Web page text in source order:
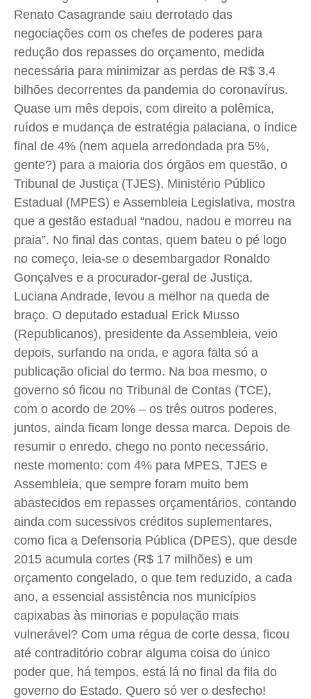
Quem Somos
Expediente
Termos de Uso
Privacidade
Quem Somos
Expediente
Termos de Uso
Privacidade
Quem Somos
Expediente
Termos de Uso
Privacidade
Quem Somos
Expediente
Termos de Uso
Privacidade
Renato Casagrande saiu derrotado das
negociações com os chefes de poderes para
redução dos repasses do orçamento, medida
necessária para minimizar as perdas de R$ 3,4
bilhões decorrentes da pandemia do coronavírus.
Quase um mês depois, com direito a polêmica,
ruídos e mudança de estratégia palaciana, o índice
final de 4% (nem aquela arredondada pra 5%,
gente?) para a maioria dos órgãos em questão, o
Tribunal de Justiça (TJES), Ministério Público
Estadual (MPES) e Assembleia Legislativa, mostra
que a gestão estadual “nadou, nadou e morreu na
praia”. No final das contas, quem bateu o pé logo
no começo, leia-se o desembargador Ronaldo
Gonçalves e a procurador-geral de Justiça,
Luciana Andrade, levou a melhor na queda de
braço. O deputado estadual Erick Musso
(Republicanos), presidente da Assembleia, veio
depois, surfando na onda, e agora falta só a
publicação oficial do termo. Na boa mesmo, o
governo só ficou no Tribunal de Contas (TCE),
com o acordo de 20% – os três outros poderes,
juntos, ainda ficam longe dessa marca. Depois de
resumir o enredo, chego no ponto necessário,
neste momento: com 4% para MPES, TJES e
Assembleia, que sempre foram muito bem
abastecidos em repasses orçamentários, contando
ainda com sucessivos créditos suplementares,
como fica a Defensoria Pública (DPES), que desde
2015 acumula cortes (R$ 17 milhões) e um
orçamento congelado, o que tem reduzido, a cada
ano, a essencial assistência nos municípios
capixabas às minorias e população mais
vulnerável? Com uma régua de corte dessa, ficou
até contraditório cobrar alguma coisa do único
poder que, há tempos, está lá no final da fila do
governo do Estado. Quero só ver o desfecho!